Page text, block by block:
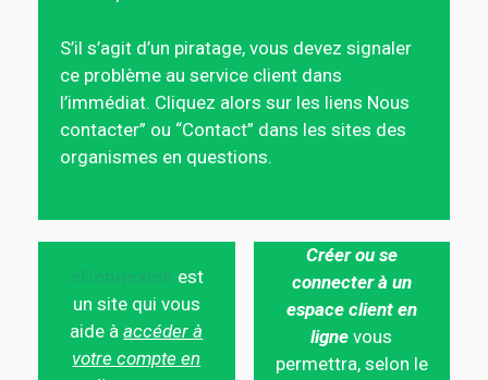
S’il s’agit d’un piratage, vous devez signaler
ce problème au service client dans
l’immédiat. Cliquez alors sur les liens Nous
contacter” ou “Contact” dans les sites des
organismes en questions.
est
un site qui vous
aide àaccéder à
votre compte en
Créer ou se
connecter à un
espace client en
ligne vous
permettra, selon le